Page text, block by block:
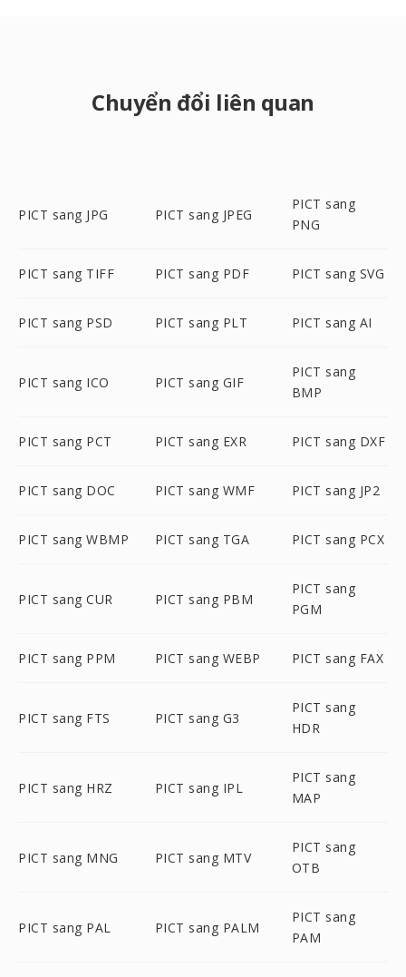
Chuyển đổi liên quan
PICT sang JPG PICT sang JPEG
PICT sang
PNG
PICT sang TIFF PICT sang PDF PICT sang SVG
PICT sang PSD PICT sang PLT PICT sang AI
PICT sang ICO PICT sang GIF
PICT sang
BMP
PICT sang PCT PICT sang EXR PICT sang DXF
PICT sang DOC PICT sang WMF PICT sang JP2
PICT sang WBMP PICT sang TGA PICT sang PCX
PICT sang CUR PICT sang PBM
PICT sang
PGM
PICT sang PPM PICT sang WEBP PICT sang FAX
PICT sang FTS PICT sang G3
PICT sang
HDR
PICT sang HRZ PICT sang IPL
PICT sang
MAP
PICT sang MNG PICT sang MTV
PICT sang
OTB
PICT sang PAL PICT sang PALM
PICT sang
PAM